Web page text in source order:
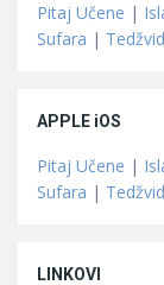
Pitaj Učene |
Sufara | Tedžvid
APPLE iOS
Pitaj Učene |
Sufara | Tedžvid
LINKOVI